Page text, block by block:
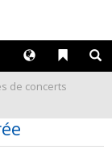
Liens
Langues
de concerts